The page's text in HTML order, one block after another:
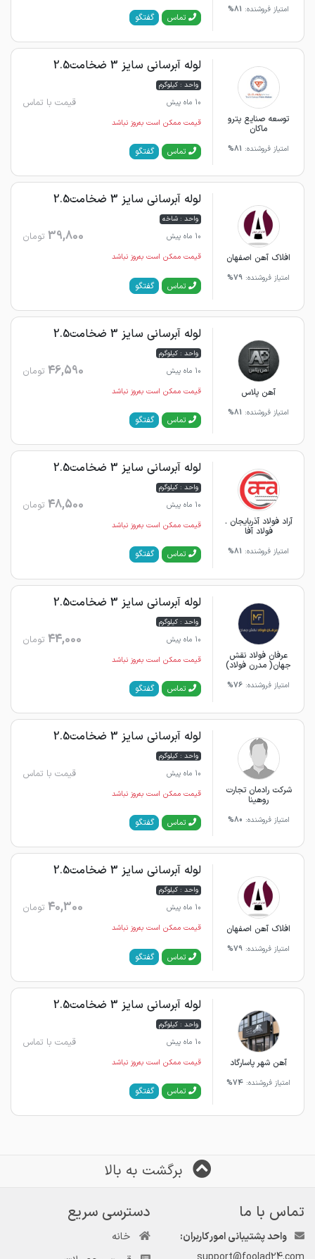
امتیاز فروشنده: 81%
تماس گفتگو
توسعه صنایع پترو
ماکان
امتیاز فروشنده: 81%
لوله آبرسانی سایز 3 ضخامت2.5
واحد : کیلوگرم
10 ماه پیش
قیمت با تماس
قیمت ممکن است به‌روز نباشد
تماس گفتگو
افلاک آهن اصفهان
امتیاز فروشنده: 79%
لوله آبرسانی سایز 3 ضخامت2.5
واحد : شاخه
10 ماه پیش
39,800 تومان
قیمت ممکن است به‌روز نباشد
تماس گفتگو
آهن پلاس
امتیاز فروشنده: 81%
لوله آبرسانی سایز 3 ضخامت2.5
واحد : کیلوگرم
10 ماه پیش
46,590 تومان
قیمت ممکن است به‌روز نباشد
تماس گفتگو
آراد فولاد آذربایجان .
فولاد آفا
امتیاز فروشنده: 81%
لوله آبرسانی سایز 3 ضخامت2.5
واحد : کیلوگرم
10 ماه پیش
48,500 تومان
قیمت ممکن است به‌روز نباشد
تماس گفتگو
عرفان فولاد نقش
جهان( مدرن فولاد)
امتیاز فروشنده: 76%
لوله آبرسانی سایز 3 ضخامت2.5
واحد : کیلوگرم
10 ماه پیش
44,000 تومان
قیمت ممکن است به‌روز نباشد
تماس گفتگو
شرکت رادمان تجارت
روهینا
امتیاز فروشنده: 80%
لوله آبرسانی سایز 3 ضخامت2.5
واحد : کیلوگرم
10 ماه پیش
قیمت با تماس
قیمت ممکن است به‌روز نباشد
تماس گفتگو
افلاک آهن اصفهان
امتیاز فروشنده: 79%
لوله آبرسانی سایز 3 ضخامت2.5
واحد : کیلوگرم
10 ماه پیش
40,300 تومان
قیمت ممکن است به‌روز نباشد
تماس گفتگو
آهن شهر پاسارگاد
امتیاز فروشنده: 74%
لوله آبرسانی سایز 3 ضخامت2.5
واحد : کیلوگرم
10 ماه پیش
قیمت با تماس
قیمت ممکن است به‌روز نباشد
تماس گفتگو
برگشت به بالا
تماس با ما
واحد پشتیبانی امور کاربران:
دسترسی سریع
خانه